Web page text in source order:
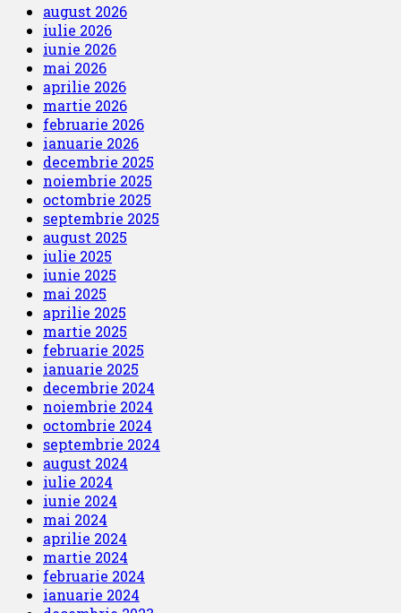
august 2026
iulie 2026
iunie 2026
mai 2026
aprilie 2026
martie 2026
februarie 2026
ianuarie 2026
decembrie 2025
noiembrie 2025
octombrie 2025
septembrie 2025
august 2025
iulie 2025
iunie 2025
mai 2025
aprilie 2025
martie 2025
februarie 2025
ianuarie 2025
decembrie 2024
noiembrie 2024
octombrie 2024
septembrie 2024
august 2024
iulie 2024
iunie 2024
mai 2024
aprilie 2024
martie 2024
februarie 2024
ianuarie 2024